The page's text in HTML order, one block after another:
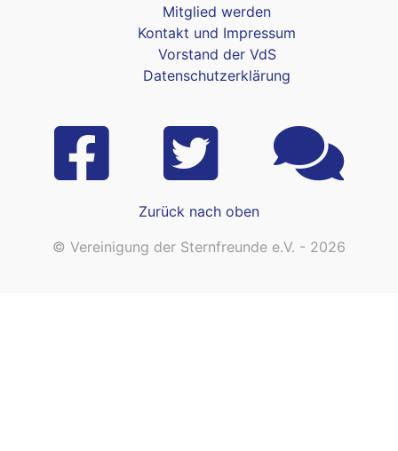
Mitglied werden
Kontakt und Impressum
Vorstand der VdS
Datenschutzerklärung
Zurück nach oben
© Vereinigung der Sternfreunde e.V. - 2026